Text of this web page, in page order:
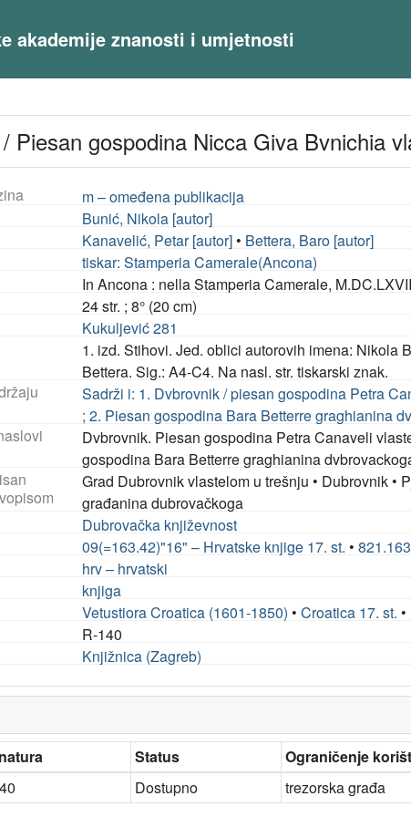
akademije znanosti i umjetnosti
Piesan gospodina Nicca Giva Bvnichia
m – omeđena publikacija
Bunić, Nikola [autor]
Kanavelić, Petar [autor] • Bettera, Baro [autor]
tiskar: Stamperia Camerale(Ancona)
In Ancona : nella Stamperia Camerale,
24 str. ; 8° (20 cm)
Kukuljević 281
1. izd. Stihovi. Jed. oblici autorovih imena: Nikola
Bettera. Sig.: A4-C4. Na nasl. str. tiskarski znak.
Sadrži i: 1. Dvbrovnik / piesan gospodina Petra
; 2. Piesan gospodina Bara Betterre graghianina
Dvbrovnik. Piesan gospodina Petra Canaveli
gospodina Bara Betterre graghianina
Grad Dubrovnik vlastelom u trešnju • Dubrovnik •
građanina dubrovačkoga
Dubrovačka književnost
09(=163.42)"16" – Hrvatske knjige 17. st. •
hrv – hrvatski
knjiga
Vetustiora Croatica (1601-1850) •Croatica 17. st. •
R-140
Knjižnica (Zagreb)
Status
Ograničenje
Dostupno
trezorska građa